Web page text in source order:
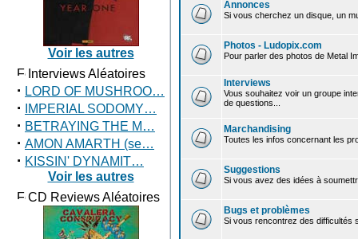
Voir les autres
Interviews Aléatoires
· LORD OF MUSHROO…
· IMPERIAL SODOMY…
· BETRAYING THE M…
· AMON AMARTH (se…
· KISSIN' DYNAMIT…
Voir les autres
CD Reviews Aléatoires
Annonces
Si vous cherchez un disque, un
Photos - Ludopix.com
Pour parler des photos de Metal
Interviews
Vous souhaitez voir un groupe
de questions...
Marchandising
Toutes les infos concernant les
Suggestions
Si vous avez des idées à
Bugs et problèmes
Si vous rencontrez des difficultés